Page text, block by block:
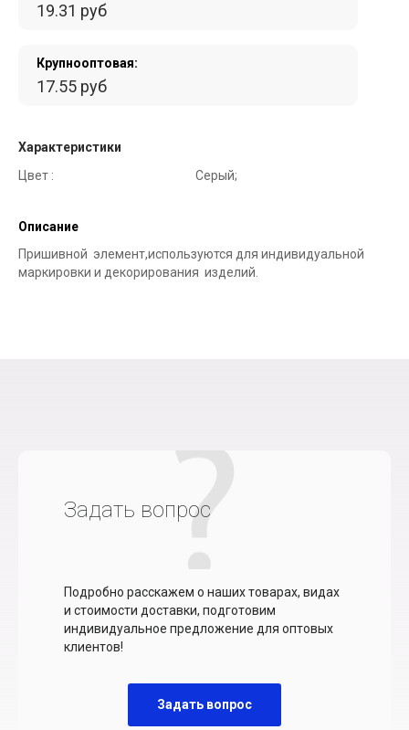
19.31 руб
Крупнооптовая:
17.55 руб
Характеристики
Цвет :
Серый;
Описание
Пришивной элемент,используются для индивидуальной
маркировки и декорирования изделий.
Задать вопрос
Подробно расскажем о наших товарах, видах
и стоимости доставки, подготовим
индивидуальное предложение для оптовых
клиентов!
Задать вопрос